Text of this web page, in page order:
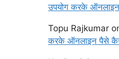
उपयोग करके
Topu Rajkumar
करके ऑनलाइन पैसे